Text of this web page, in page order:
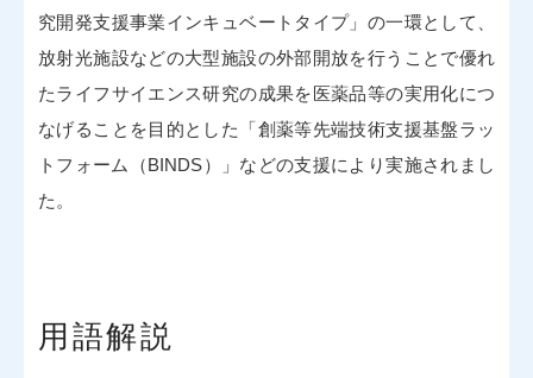
究開発支援事業インキュベートタイプ」の一環として、
放射光施設などの大型施設の外部開放を行うことで優れ
たライフサイエンス研究の成果を医薬品等の実用化につ
なげることを目的とした「創薬等先端技術支援基盤ラッ
トフォーム（BINDS）」などの支援により実施されまし
た。
用語解説